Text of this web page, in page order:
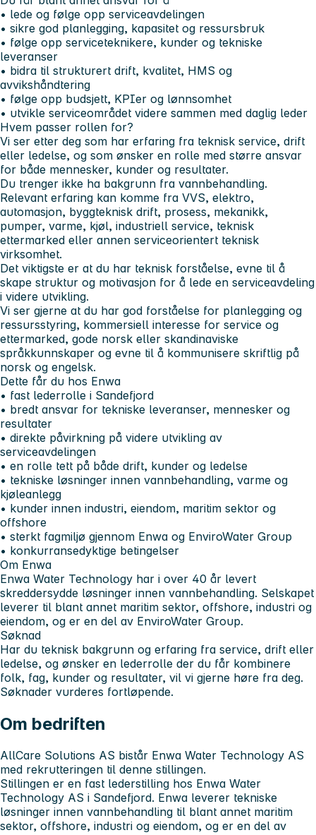
• lede og følge opp serviceavdelingen
• sikre god planlegging, kapasitet og ressursbruk
• følge opp serviceteknikere, kunder og tekniske
leveranser
• bidra til strukturert drift, kvalitet, HMS og
avvikshåndtering
• følge opp budsjett, KPIer og lønnsomhet
• utvikle serviceområdet videre sammen med daglig leder
Hvem passer rollen for?
Vi ser etter deg som har erfaring fra teknisk service, drift
eller ledelse, og som ønsker en rolle med større ansvar
for både mennesker, kunder og resultater.
Du trenger ikke ha bakgrunn fra vannbehandling.
Relevant erfaring kan komme fra VVS, elektro,
automasjon, byggteknisk drift, prosess, mekanikk,
pumper, varme, kjøl, industriell service, teknisk
ettermarked eller annen serviceorientert teknisk
virksomhet.
Det viktigste er at du har teknisk forståelse, evne til å
skape struktur og motivasjon for å lede en serviceavdeling
i videre utvikling.
Vi ser gjerne at du har god forståelse for planlegging og
ressursstyring, kommersiell interesse for service og
ettermarked, gode norsk eller skandinaviske
språkkunnskaper og evne til å kommunisere skriftlig på
norsk og engelsk.
Dette får du hos Enwa
• fast lederrolle i Sandefjord
• bredt ansvar for tekniske leveranser, mennesker og
resultater
• direkte påvirkning på videre utvikling av
serviceavdelingen
• en rolle tett på både drift, kunder og ledelse
• tekniske løsninger innen vannbehandling, varme og
kjøleanlegg
• kunder innen industri, eiendom, maritim sektor og
offshore
• sterkt fagmiljø gjennom Enwa og EnviroWater Group
• konkurransedyktige betingelser
Om Enwa
Enwa Water Technology har i over 40 år levert
skreddersydde løsninger innen vannbehandling. Selskapet
leverer til blant annet maritim sektor, offshore, industri og
eiendom, og er en del av EnviroWater Group.
Søknad
Har du teknisk bakgrunn og erfaring fra service, drift eller
ledelse, og ønsker en lederrolle der du får kombinere
folk, fag, kunder og resultater, vil vi gjerne høre fra deg.
Søknader vurderes fortløpende.
Om bedriften
AllCare Solutions AS bistår Enwa Water Technology AS
med rekrutteringen til denne stillingen.
Stillingen er en fast lederstilling hos Enwa Water
Technology AS i Sandefjord. Enwa leverer tekniske
løsninger innen vannbehandling til blant annet maritim
sektor, offshore, industri og eiendom, og er en del av